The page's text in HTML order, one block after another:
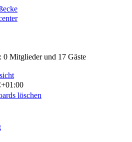
Mitglieder und 17 Gäste
löschen